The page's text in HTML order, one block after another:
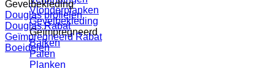
Vlonderplanken
Gevelbekleding
Geïmpregneerd
Balken
Palen
Planken
Gevelbekleding
Douglas profielen
Douglas Rabat
Geïmpregneerd Rabat
Boeidelen